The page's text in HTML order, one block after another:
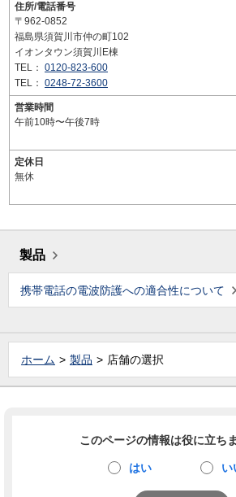
住所/電話番号
〒962-0852
福島県須賀川市仲の町102
イオンタウン須賀川E棟
TEL： 0120-823-600
TEL： 0248-72-3600
営業時間
午前10時〜午後7時
定休日
無休
製品
携帯電話の電波防護への適合性について
ホーム 製品 店舗の選択
このページの情報は役に立ち
はい い